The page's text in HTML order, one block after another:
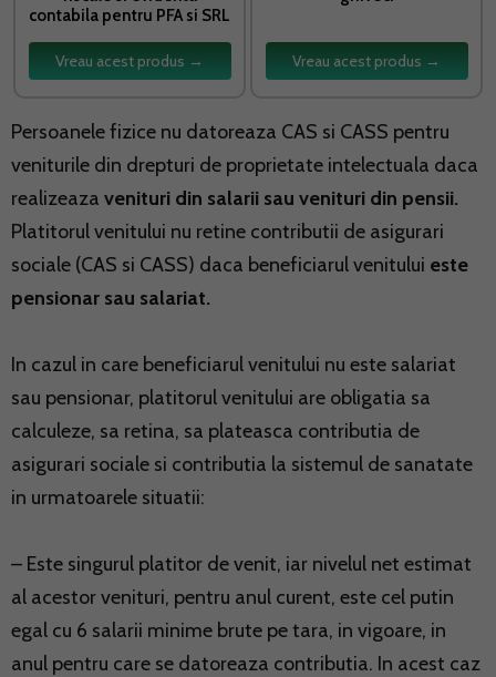
contabila pentru PFA si SRL
Vreau acest produs → Vreau acest produs →
Persoanele fizice nu datoreaza CAS si CASS pentru
veniturile din drepturi de proprietate intelectuala daca
realizeaza venituri din salarii sau venituri din pensii.
Platitorul venitului nu retine contributii de asigurari
sociale (CAS si CASS) daca beneficiarul venitului este
pensionar sau salariat.
In cazul in care beneficiarul venitului nu este salariat
sau pensionar, platitorul venitului are obligatia sa
calculeze, sa retina, sa plateasca contributia de
asigurari sociale si contributia la sistemul de sanatate
in urmatoarele situatii:
– Este singurul platitor de venit, iar nivelul net estimat
al acestor venituri, pentru anul curent, este cel putin
egal cu 6 salarii minime brute pe tara, in vigoare, in
anul pentru care se datoreaza contributia. In acest caz